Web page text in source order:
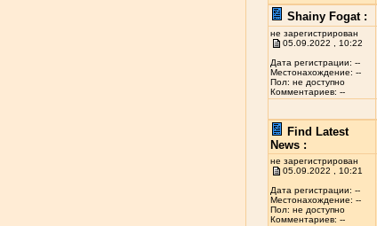
Shainy Fogat :
не зарегистрирован
05.09.2022 , 10:22
Дата регистрации: --
Местонахождение: --
Пол: не доступно
Комментариев: --
Find Latest
News :
не зарегистрирован
05.09.2022 , 10:21
Дата регистрации: --
Местонахождение: --
Пол: не доступно
Комментариев: --